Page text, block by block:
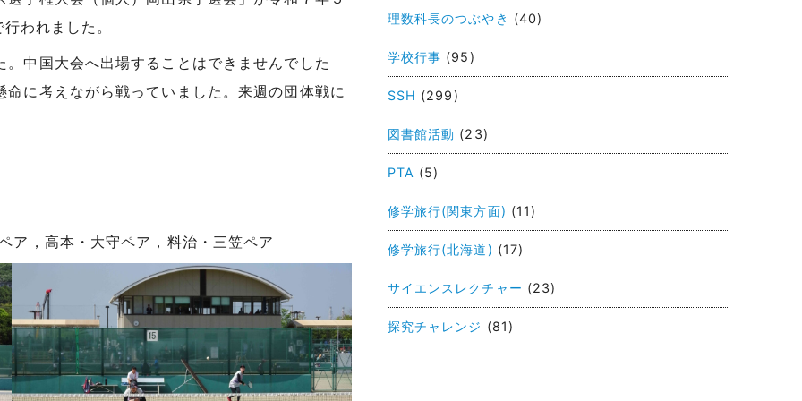
われました。
中国大会へ出場することはできませんでした
に考えながら戦っていました。来週の団体戦に
，高本・大守ペア，料治・三笠ペア
理数科長のつぶやき (40)
学校行事 (95)
SSH (299)
図書館活動 (23)
PTA (5)
修学旅行(関東方面) (11)
修学旅行(北海道) (17)
サイエンスレクチャー (23)
探究チャレンジ (81)